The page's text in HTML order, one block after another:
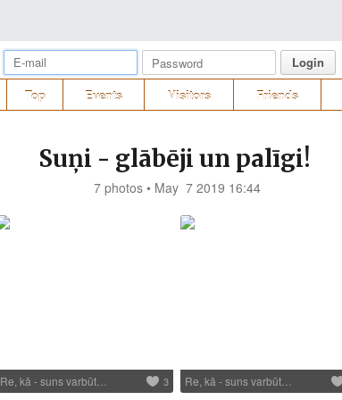
Login
Top Events Visitors Friends
Suņi - glābēji un palīgi!
7 photos • May 7 2019 16:44
Re, kā - suns varbūt… 3 Re, kā - suns varbūt…